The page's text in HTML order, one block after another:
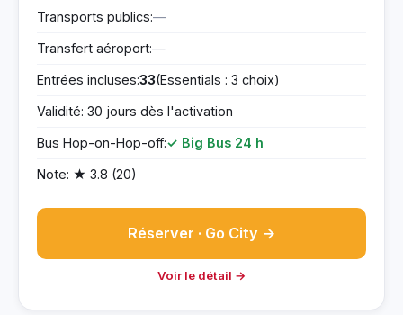
Transports publics:—
Transfert aéroport:—
Entrées incluses:33(Essentials : 3 choix)
Validité: 30 jours dès l'activation
Bus Hop-on-Hop-off:✓ Big Bus 24 h
Note: ★ 3.8 (20)
Réserver · Go City →
Voir le détail →